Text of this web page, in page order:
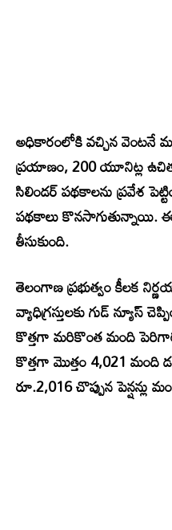
అధికారంలోకి వచ్చిన వెంటనే
ప్రయాణం, 200 యూనిట్ల
సిలిండర్ పథకాలను ప్రవేశ
పథకాలు కొనసాగుతున్నాయి.
తీసుకుంది.
తెలంగాణ ప్రభుత్వం కీలక
వ్యాధిగ్రస్తులకు గుడ్ న్యూస్
కొత్తగా మరికొంత మంది
కొత్తగా మొత్తం 4,021 మంది
రూ.2,016 చొప్పున పెన్షన్లు